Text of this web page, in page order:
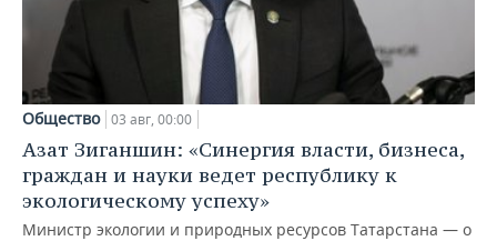
Общество 03 авг, 00:00
Азат Зиганшин: «Синергия власти, бизнеса,
граждан и науки ведет республику к
экологическому успеху»
Министр экологии и природных ресурсов Татарстана — о